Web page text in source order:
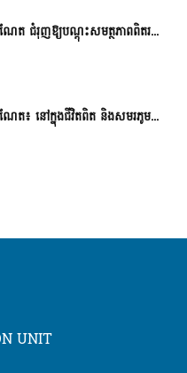
ត ជំរុញឱ្យបណ្តុះសមត្ថភាពពិតរ...
ែត៖ នៅក្នុងជីវិតពិត និងសមរភូម...
UNIT